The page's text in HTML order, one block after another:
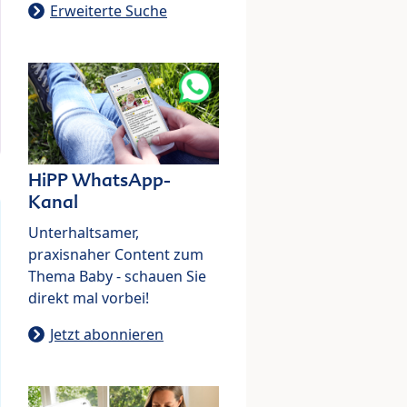
Erweiterte Suche
HiPP WhatsApp-
Kanal
Unterhaltsamer,
praxisnaher Content zum
Thema Baby - schauen Sie
direkt mal vorbei!
Jetzt abonnieren